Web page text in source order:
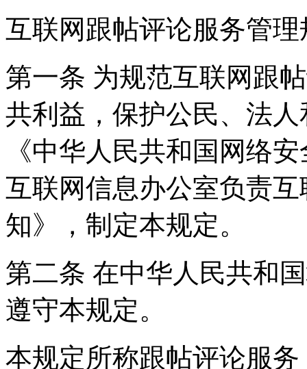
互联网跟帖评论服务管理
第一条 为规范互联网跟
共利益，保护公民、法
《中华人民共和国网络
互联网信息办公室负责
知》，制定本规定。
第二条 在中华人民共和
遵守本规定。
本规定所称跟帖评论服